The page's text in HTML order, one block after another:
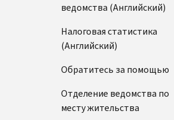
ведомства (Английский)
Налоговая статистика
(Английский)
Обратитесь за помощью
Отделение ведомства по
месту жительства